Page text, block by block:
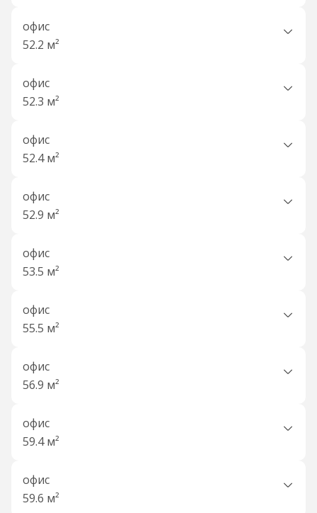
офис
52.2 м²
офис
52.3 м²
офис
52.4 м²
офис
52.9 м²
офис
53.5 м²
офис
55.5 м²
офис
56.9 м²
офис
59.4 м²
офис
59.6 м²